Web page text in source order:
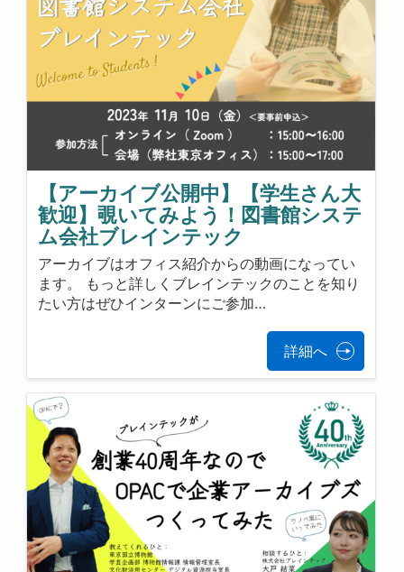
【アーカイブ公開中】【学生さん大
歓迎】覗いてみよう！図書館システ
ム会社ブレインテック
アーカイブはオフィス紹介からの動画になってい
ます。 もっと詳しくブレインテックのことを知り
たい方はぜひインターンにご参加…
詳細へ